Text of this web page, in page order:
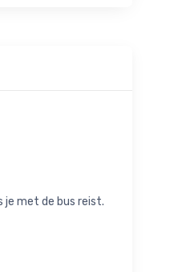
je met de bus reist.